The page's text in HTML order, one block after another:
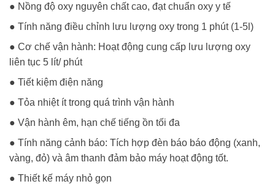
● Nồng độ oxy nguyên chất cao, đạt chuẩn oxy y tế
● Tính năng điều chỉnh lưu lượng oxy trong 1 phút (1-5l)
● Cơ chế vận hành: Hoạt động cung cấp lưu lượng oxy
liên tục 5 lít/ phút
● Tiết kiệm điện năng
● Tỏa nhiệt ít trong quá trình vận hành
● Vận hành êm, hạn chế tiếng ồn tối đa
● Tính năng cảnh báo: Tích hợp đèn báo báo động (xanh,
vàng, đỏ) và âm thanh đảm bảo máy hoạt động tốt.
● Thiết kế máy nhỏ gọn